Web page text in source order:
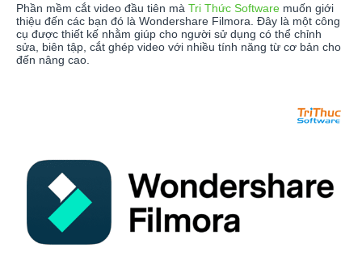
Phần mềm cắt video đầu tiên mà Tri Thức Software muốn giới
thiệu đến các bạn đó là Wondershare Filmora. Đây là một công
cụ được thiết kế nhằm giúp cho người sử dụng có thể chỉnh
sửa, biên tập, cắt ghép video với nhiều tính năng từ cơ bản cho
đến nâng cao.